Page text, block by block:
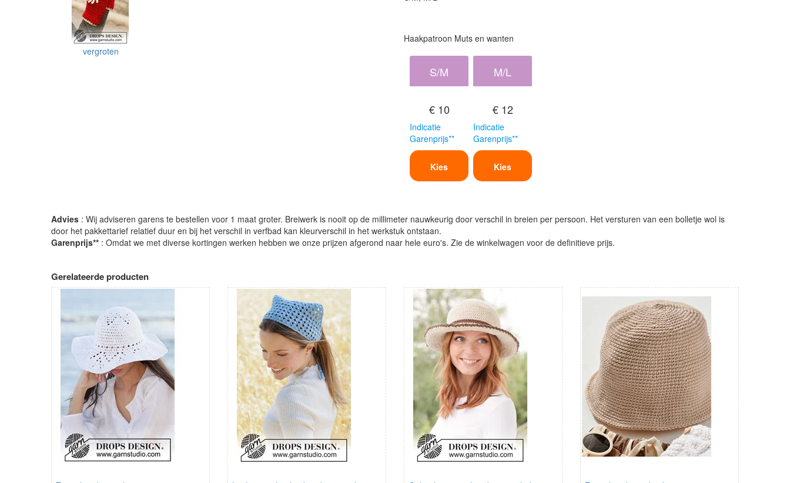
vergroten
Haakpatroon Muts en wanten
S/M
€ 10
Indicatie
Garenprijs**
Kies
M/L
€ 12
Indicatie
Garenprijs**
Kies
Advies : Wij adviseren garens te bestellen voor 1 maat groter. Breiwerk is nooit op de millimeter nauwkeurig door verschil in breien per persoon. Het versturen van een bolletje wol is
door het pakkettarief relatief duur en bij het verschil in verfbad kan kleurverschil in het werkstuk ontstaan.
Garenprijs** : Omdat we met diverse kortingen werken hebben we onze prijzen afgerond naar hele euro's. Zie de winkelwagen voor de definitieve prijs.
Gerelateerde producten